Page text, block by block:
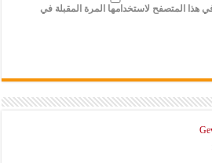
هذا المتصفح لاستخدامها المرة المقبلة في